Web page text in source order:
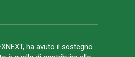
ha avuto il sostegno